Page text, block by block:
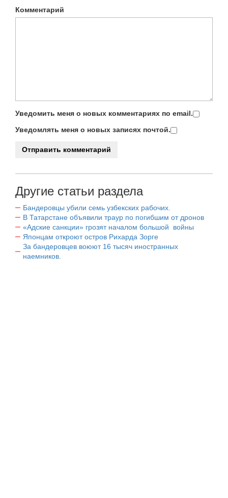
Комментарий
Уведомить меня о новых комментариях по email.
Уведомлять меня о новых записях почтой.
Другие статьи раздела
Бандеровцы убили семь узбекских рабочих.
В Татарстане объявили траур по погибшим от дронов
«Адские санкции» грозят началом большой войны
Японцам откроют остров Рихарда Зорге
За бандеровцев воюют 16 тысяч иностранных
наемников.